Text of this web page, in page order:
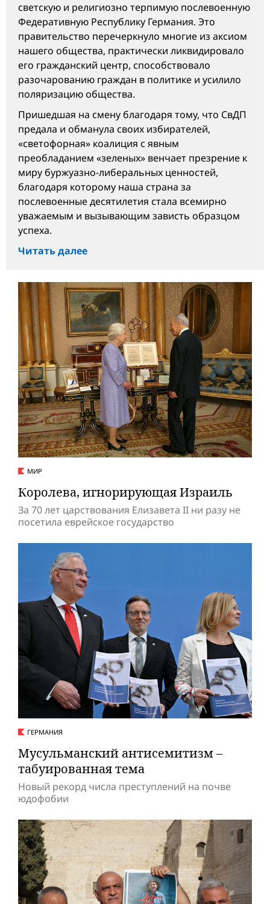
светскую и религиозно терпимую послевоенную
Федеративную Республику Германия. Это
правительство перечеркнуло многие из аксиом
нашего общества, практически ликвидировало
его гражданский центр, способствовало
разочарованию граждан в политике и усилило
поляризацию общества.
Пришедшая на смену благодаря тому, что СвДП
предала и обманула своих избирателей,
«светофорная» коалиция с явным
преобладанием «зеленых» венчает презрение к
миру буржуазно-либеральных ценностей,
благодаря которому наша страна за
послевоенные десятилетия стала всемирно
уважаемым и вызывающим зависть образцом
успеха.
Читать далее
МИР
Королева, игнорирующая Израиль
За 70 лет царствования Елизавета II ни разу не
посетила еврейское государство
ГЕРМАНИЯ
Мусульманский антисемитизм –
табуированная тема
Новый рекорд числа преступлений на почве
юдофобии